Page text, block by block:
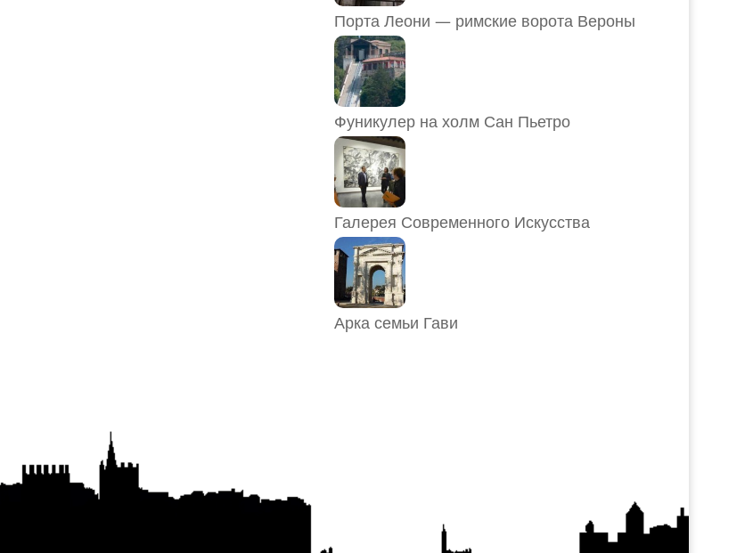
Порта Леони — римские ворота Вероны
Фуникулер на холм Сан Пьетро
Галерея Современного Искусства
Арка семьи Гави